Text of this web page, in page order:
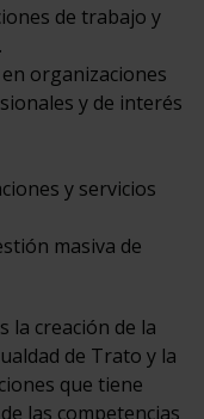
de trabajo y
organizaciones
y de interés
y servicios
masiva de
la creación de la
de Trato y la
que tiene
las competencias